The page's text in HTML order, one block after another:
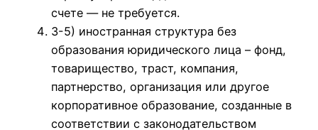
счете — не требуется.
3-5) иностранная структура без
образования юридического лица – фонд,
товарищество, траст, компания,
партнерство, организация или другое
корпоративное образование, созданные в
соответствии с законодательством